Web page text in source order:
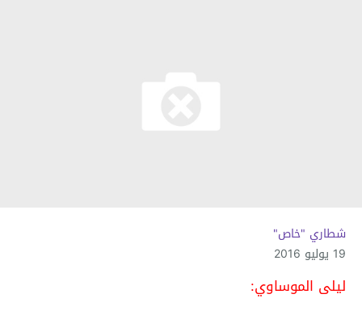
شطاري "خاص"
19 يوليو 2016
ليلى الموساوي: